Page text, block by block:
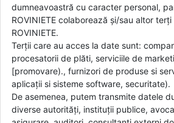
dumneavoastră cu caracter personal,
ROVINIETE colaborează și/sau altor
ROVINIETE.
Terții care au acces la date sunt:
procesatorii de plăti, serviciile de
[promovare)., furnizori de produse si
aplicații si sisteme software, securitate).
De asemenea, putem transmite datele
diverse autorități, instituții publice,